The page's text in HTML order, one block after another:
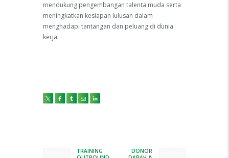
mendukung pengembangan talenta muda serta
meningkatkan kesiapan lulusan dalam
menghadapi tantangan dan peluang di dunia
kerja.
Previous
TRAINING
DONOR